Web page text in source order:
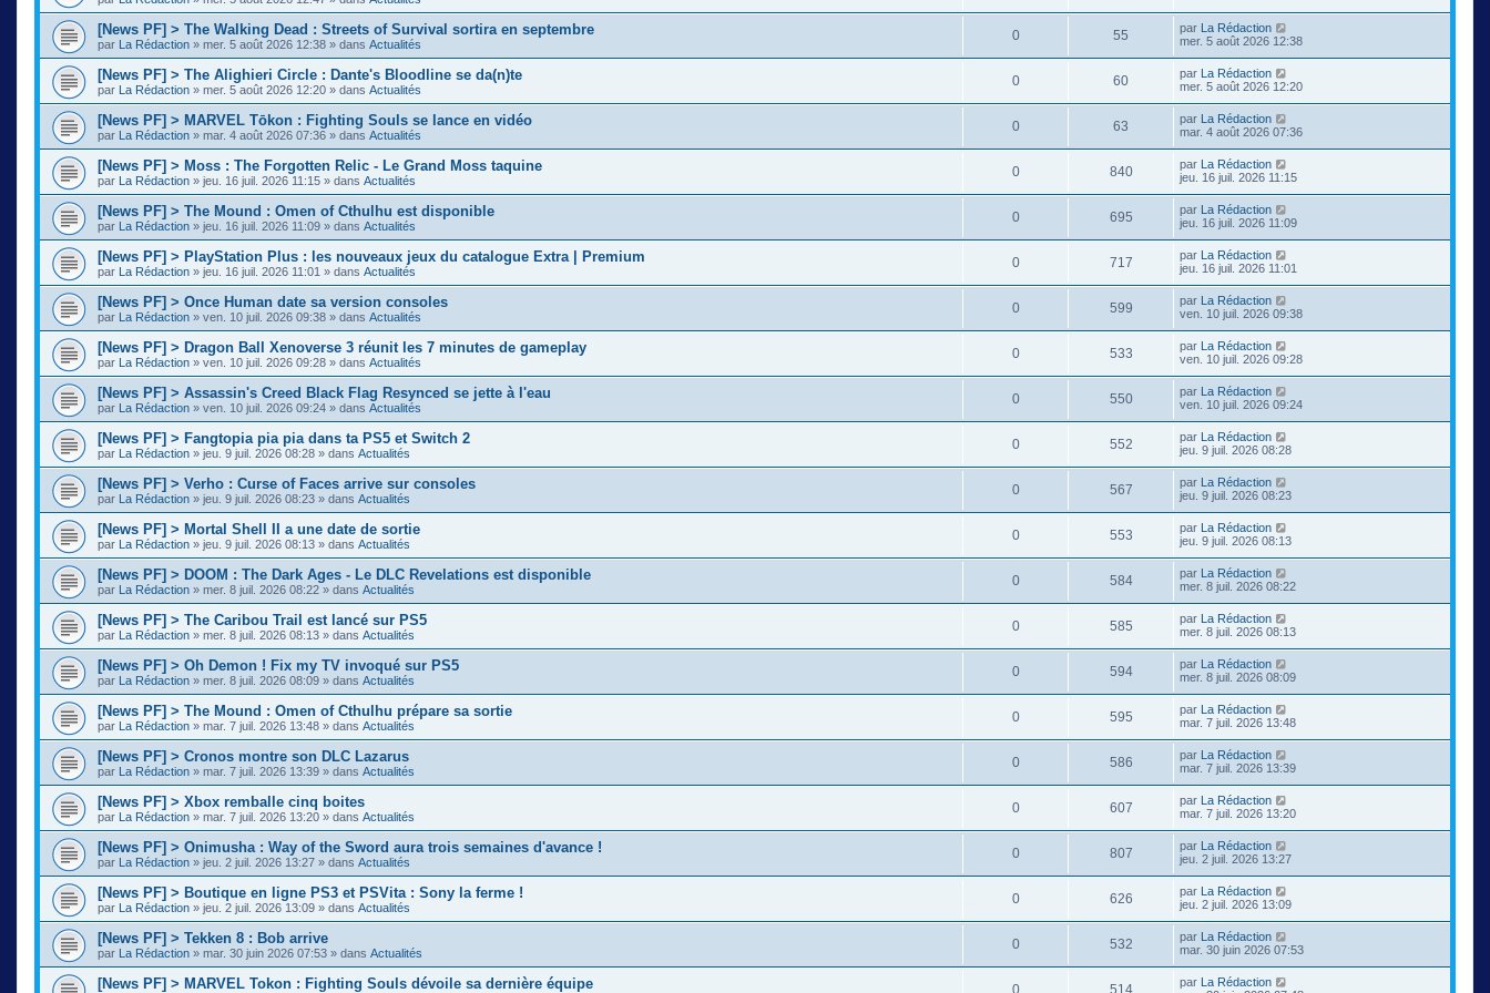
[News PF] > The Walking Dead : Streets of Survival sortira en septembre
par La Rédaction » mer. 5 août 2026 12:38 » dans Actualités
0 55 par La Rédaction
mer. 5 août 2026 12:38
[News PF] > The Alighieri Circle : Dante's Bloodline se da(n)te
par La Rédaction » mer. 5 août 2026 12:20 » dans Actualités
0 60 par La Rédaction
mer. 5 août 2026 12:20
[News PF] > MARVEL Tōkon : Fighting Souls se lance en vidéo
par La Rédaction » mar. 4 août 2026 07:36 » dans Actualités
0 63 par La Rédaction
mar. 4 août 2026 07:36
[News PF] > Moss : The Forgotten Relic - Le Grand Moss taquine
par La Rédaction » jeu. 16 juil. 2026 11:15 » dans Actualités
0 840 par La Rédaction
jeu. 16 juil. 2026 11:15
[News PF] > The Mound : Omen of Cthulhu est disponible
par La Rédaction » jeu. 16 juil. 2026 11:09 » dans Actualités
0 695 par La Rédaction
jeu. 16 juil. 2026 11:09
[News PF] > PlayStation Plus : les nouveaux jeux du catalogue Extra | Premium
par La Rédaction » jeu. 16 juil. 2026 11:01 » dans Actualités
0 717 par La Rédaction
jeu. 16 juil. 2026 11:01
[News PF] > Once Human date sa version consoles
par La Rédaction » ven. 10 juil. 2026 09:38 » dans Actualités
0 599 par La Rédaction
ven. 10 juil. 2026 09:38
[News PF] > Dragon Ball Xenoverse 3 réunit les 7 minutes de gameplay
par La Rédaction » ven. 10 juil. 2026 09:28 » dans Actualités
0 533 par La Rédaction
ven. 10 juil. 2026 09:28
[News PF] > Assassin's Creed Black Flag Resynced se jette à l'eau
par La Rédaction » ven. 10 juil. 2026 09:24 » dans Actualités
0 550 par La Rédaction
ven. 10 juil. 2026 09:24
[News PF] > Fangtopia pia pia dans ta PS5 et Switch 2
par La Rédaction » jeu. 9 juil. 2026 08:28 » dans Actualités
0 552 par La Rédaction
jeu. 9 juil. 2026 08:28
[News PF] > Verho : Curse of Faces arrive sur consoles
par La Rédaction » jeu. 9 juil. 2026 08:23 » dans Actualités
0 567 par La Rédaction
jeu. 9 juil. 2026 08:23
[News PF] > Mortal Shell II a une date de sortie
par La Rédaction » jeu. 9 juil. 2026 08:13 » dans Actualités
0 553 par La Rédaction
jeu. 9 juil. 2026 08:13
[News PF] > DOOM : The Dark Ages - Le DLC Revelations est disponible
par La Rédaction » mer. 8 juil. 2026 08:22 » dans Actualités
0 584 par La Rédaction
mer. 8 juil. 2026 08:22
[News PF] > The Caribou Trail est lancé sur PS5
par La Rédaction » mer. 8 juil. 2026 08:13 » dans Actualités
0 585 par La Rédaction
mer. 8 juil. 2026 08:13
[News PF] > Oh Demon ! Fix my TV invoqué sur PS5
par La Rédaction » mer. 8 juil. 2026 08:09 » dans Actualités
0 594 par La Rédaction
mer. 8 juil. 2026 08:09
[News PF] > The Mound : Omen of Cthulhu prépare sa sortie
par La Rédaction » mar. 7 juil. 2026 13:48 » dans Actualités
0 595 par La Rédaction
mar. 7 juil. 2026 13:48
[News PF] > Cronos montre son DLC Lazarus
par La Rédaction » mar. 7 juil. 2026 13:39 » dans Actualités
0 586 par La Rédaction
mar. 7 juil. 2026 13:39
[News PF] > Xbox remballe cinq boites
par La Rédaction » mar. 7 juil. 2026 13:20 » dans Actualités
0 607 par La Rédaction
mar. 7 juil. 2026 13:20
[News PF] > Onimusha : Way of the Sword aura trois semaines d'avance !
par La Rédaction » jeu. 2 juil. 2026 13:27 » dans Actualités
0 807 par La Rédaction
jeu. 2 juil. 2026 13:27
[News PF] > Boutique en ligne PS3 et PSVita : Sony la ferme !
par La Rédaction » jeu. 2 juil. 2026 13:09 » dans Actualités
0 626 par La Rédaction
jeu. 2 juil. 2026 13:09
[News PF] > Tekken 8 : Bob arrive
par La Rédaction » mar. 30 juin 2026 07:53 » dans Actualités
0 532 par La Rédaction
mar. 30 juin 2026 07:53
[News PF] > MARVEL Tokon : Fighting Souls dévoile sa dernière équipe 0 514 par La Rédaction